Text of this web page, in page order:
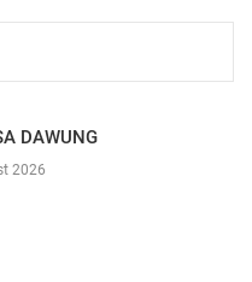
DAWUNG
2026